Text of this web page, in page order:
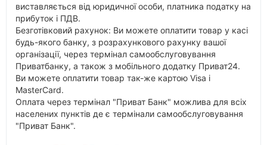
виставляється від юридичної особи, платника податку на
прибуток і ПДВ.
Безготівковий рахунок: Ви можете оплатити товар у касі
будь-якого банку, з розрахункового рахунку вашої
організації, через термінал самообслуговування
Приватбанку, а також з мобільного додатку Приват24.
Ви можете оплатити товар так-же картою Visa і
MasterCard.
Оплата через термінал "Приват Банк" можлива для всіх
населених пунктів де є термінали самообслуговування
"Приват Банк".